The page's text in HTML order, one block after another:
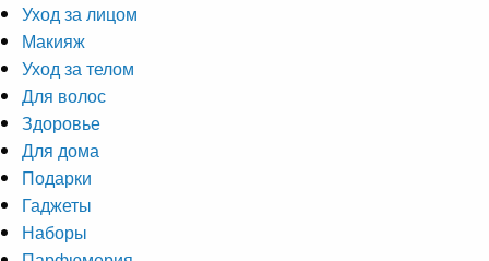
Уход за лицом
Макияж
Уход за телом
Для волос
Здоровье
Для дома
Подарки
Гаджеты
Наборы